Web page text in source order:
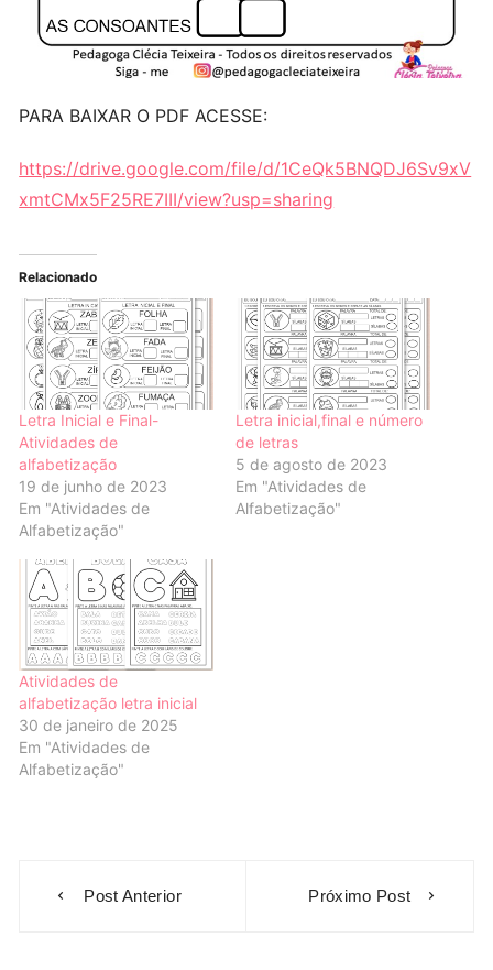
PARA BAIXAR O PDF ACESSE:
https://drive.google.com/file/d/1CeQk5BNQDJ6Sv9xV
xmtCMx5F25RE7III/view?usp=sharing
Relacionado
Letra Inicial e Final-
Atividades de
alfabetização
19 de junho de 2023
Em "Atividades de
Alfabetização"
Letra inicial,final e número
de letras
5 de agosto de 2023
Em "Atividades de
Alfabetização"
Atividades de
alfabetização letra inicial
30 de janeiro de 2025
Em "Atividades de
Alfabetização"
Post Anterior Próximo Post